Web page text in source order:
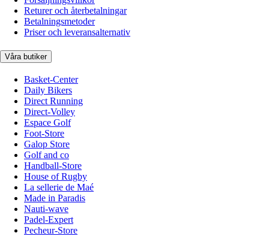
Returer och återbetalningar
Betalningsmetoder
Priser och leveransalternativ
Våra butiker
Basket-Center
Daily Bikers
Direct Running
Direct-Volley
Espace Golf
Foot-Store
Galop Store
Golf and co
Handball-Store
House of Rugby
La sellerie de Maé
Made in Paradis
Nauti-wave
Padel-Expert
Pecheur-Store